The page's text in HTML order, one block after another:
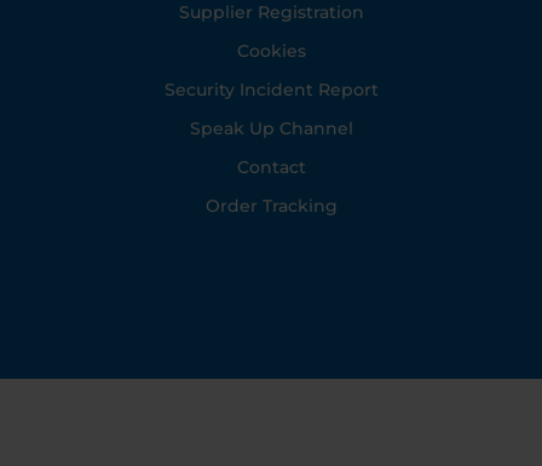
Supplier Registration
Cookies
Security Incident Report
Speak Up Channel
Contact
Order Tracking